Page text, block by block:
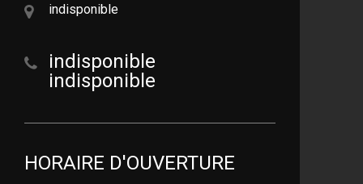
indisponible
indisponible
indisponible
HORAIRE D'OUVERTURE